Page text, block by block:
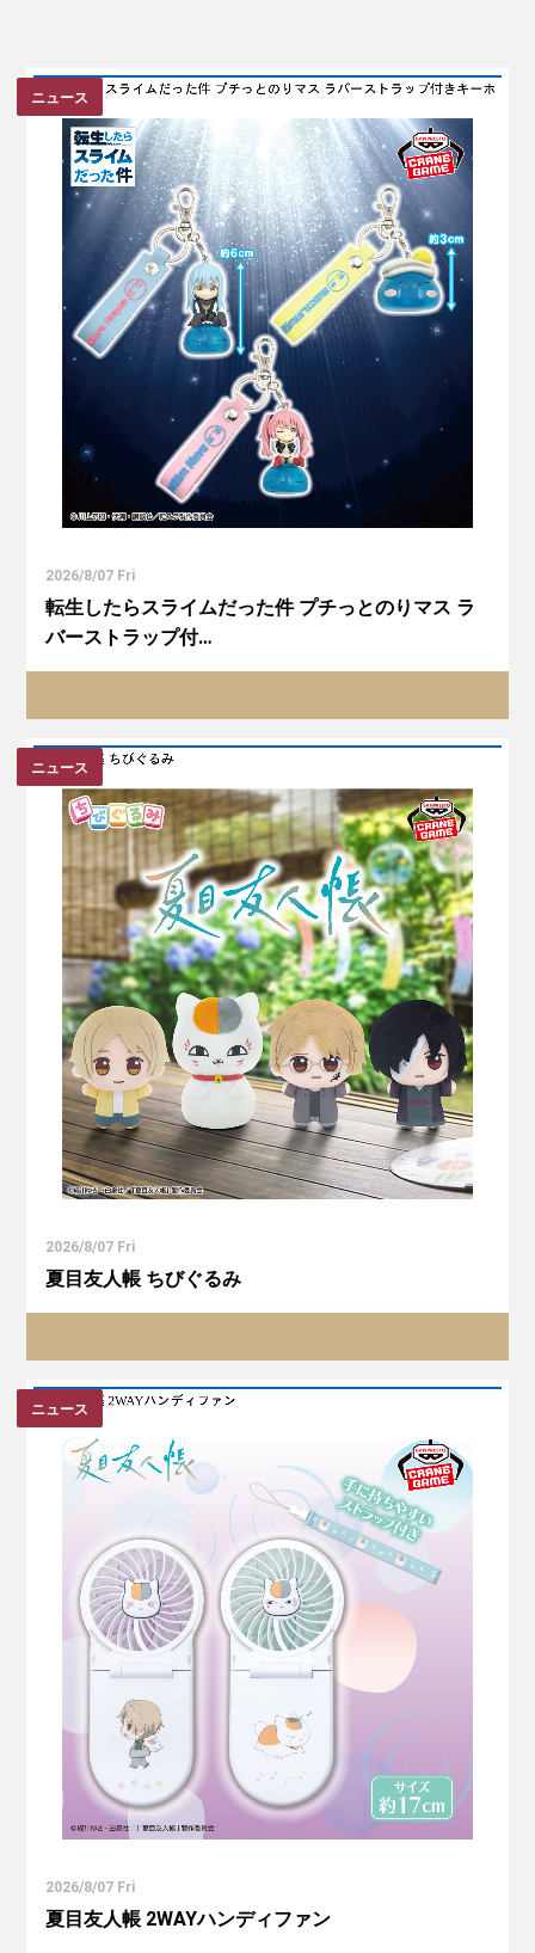
ニュース
2026/8/07 Fri
転生したらスライムだった件 プチっとのりマス ラ
バーストラップ付…
ニュース
2026/8/07 Fri
夏目友人帳 ちびぐるみ
ニュース
2026/8/07 Fri
夏目友人帳 2WAYハンディファン